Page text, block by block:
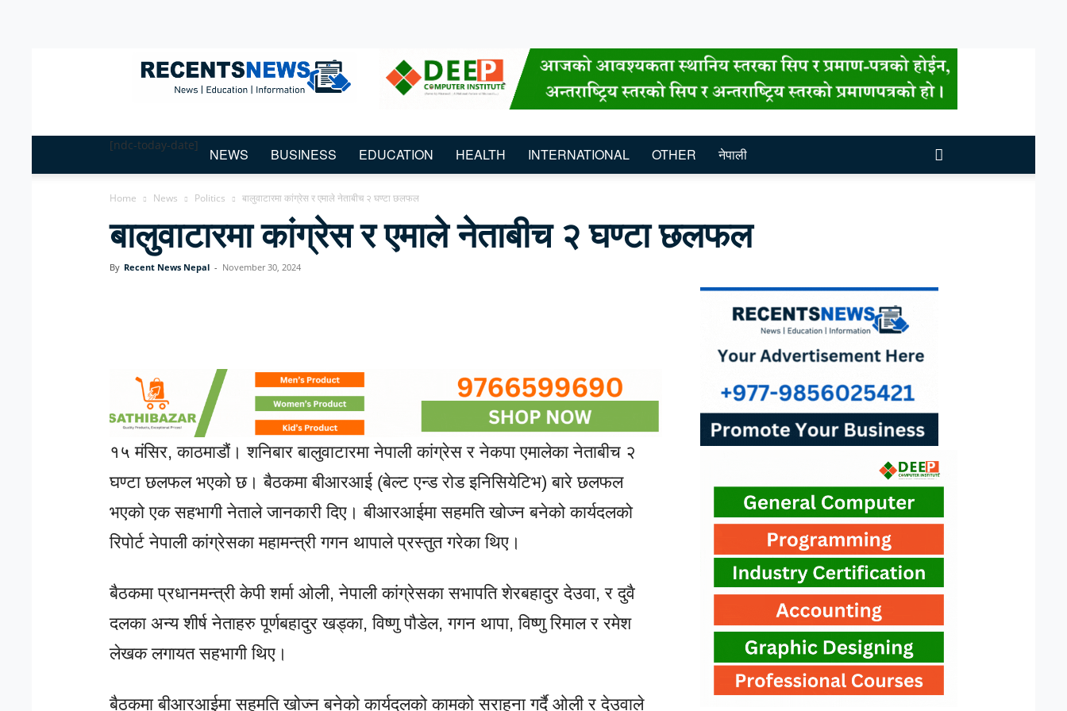
News
Nepal
[ndc-today-date]
NEWS BUSINESS EDUCATION HEALTH INTERNATIONAL OTHER नेपाली
Home News Politics बालुवाटारमा कांग्रेस र एमाले नेताबीच २ घण्टा छलफल
बालुवाटारमा कांग्रेस र एमाले नेताबीच २ घण्टा छलफल
By Recent News Nepal - November 30, 2024
१५ मंसिर, काठमाडौं। शनिबार बालुवाटारमा नेपाली कांग्रेस र नेकपा एमालेका नेताबीच २
घण्टा छलफल भएको छ। बैठकमा बीआरआई (बेल्ट एन्ड रोड इनिसियेटिभ) बारे छलफल
भएको एक सहभागी नेताले जानकारी दिए। बीआरआईमा सहमति खोज्न बनेको कार्यदलको
रिपोर्ट नेपाली कांग्रेसका महामन्त्री गगन थापाले प्रस्तुत गरेका थिए।
बैठकमा प्रधानमन्त्री केपी शर्मा ओली, नेपाली कांग्रेसका सभापति शेरबहादुर देउवा, र दुवै
दलका अन्य शीर्ष नेताहरु पूर्णबहादुर खड्का, विष्णु पौडेल, गगन थापा, विष्णु रिमाल र रमेश
लेखक लगायत सहभागी थिए।
बैठकमा बीआरआईमा सहमति खोज्न बनेको कार्यदलको कामको सराहना गर्दै ओली र देउवाले